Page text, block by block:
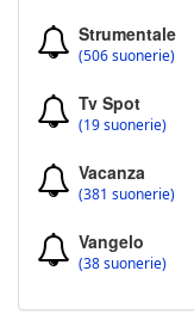
Strumentale
(506 suonerie)
Tv Spot
(19 suonerie)
Vacanza
(381 suonerie)
Vangelo
(38 suonerie)